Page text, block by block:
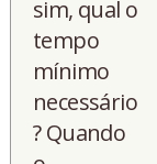
sim, qual o
tempo
mínimo
necessário
? Quando